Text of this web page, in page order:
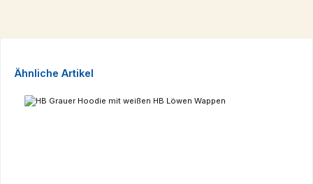
Produktgalerie überspringen
Ähnliche Artikel